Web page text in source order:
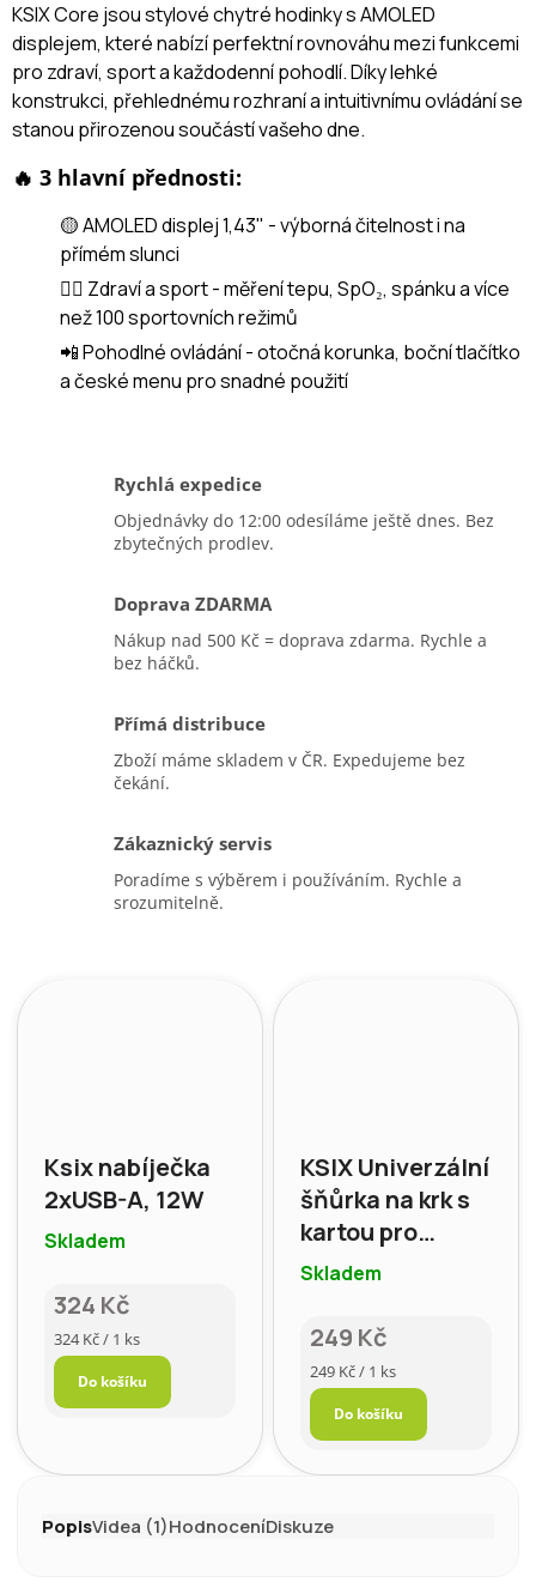
KSIX Core jsou stylové chytré hodinky s AMOLED
displejem, které nabízí perfektní rovnováhu mezi funkcemi
pro zdraví, sport a každodenní pohodlí. Díky lehké
konstrukci, přehlednému rozhraní a intuitivnímu ovládání se
stanou přirozenou součástí vašeho dne.
🔥 3 hlavní přednosti:
🟡 AMOLED displej 1,43" - výborná čitelnost i na
přímém slunci
🏃‍♂️ Zdraví a sport - měření tepu, SpO₂, spánku a více
než 100 sportovních režimů
📲 Pohodlné ovládání - otočná korunka, boční tlačítko
a české menu pro snadné použití
Rychlá expedice
Objednávky do 12:00 odesíláme ještě dnes. Bez
zbytečných prodlev.
Doprava ZDARMA
Nákup nad 500 Kč = doprava zdarma. Rychle a
bez háčků.
Přímá distribuce
Zboží máme skladem v ČR. Expedujeme bez
čekání.
Zákaznický servis
Poradíme s výběrem i používáním. Rychle a
srozumitelně.
Ksix nabíječka
2xUSB-A, 12W
Skladem
324 Kč
Měrná
cena:
324 Kč / 1 ks
Do košíku
KSIX Univerzální
šňůrka na krk s
kartou pro
smartphone,
Skladem
249 Kč
Měrná
cena:
249 Kč / 1 ks
Do košíku
PopisVidea (1)HodnoceníDiskuze